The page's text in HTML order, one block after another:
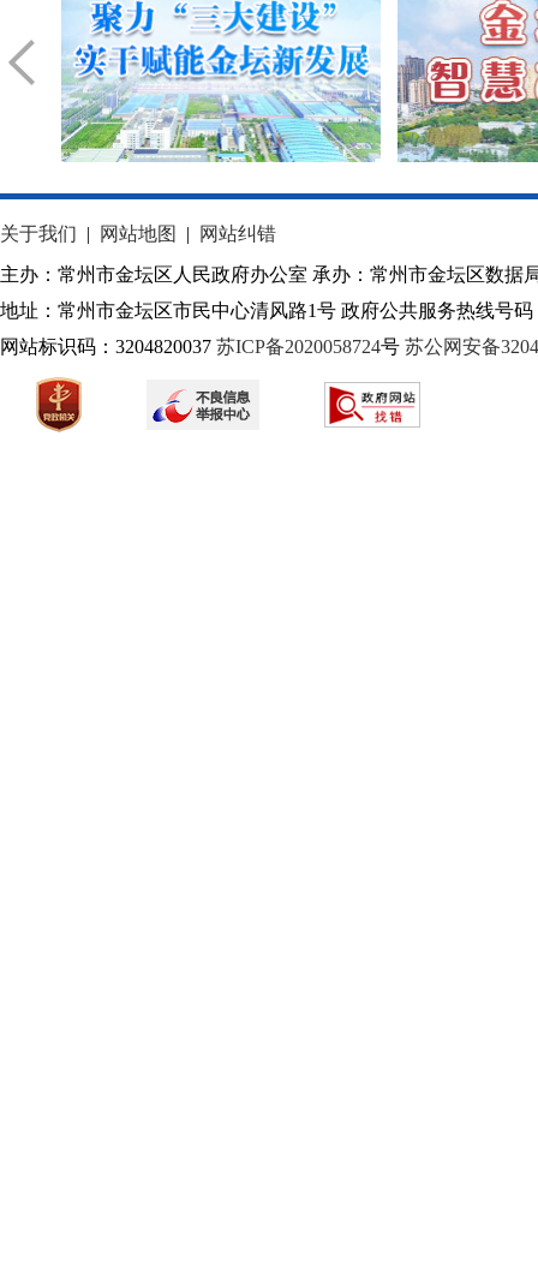
关于我们 | 网站地图 |
网站纠错
主办：常州市金坛区人民政府办公室 承办：常州市金坛区数据
地址：常州市金坛区市民中心清风路1号 政府公共服务热线号码
网站标识码：3204820037 苏ICP备2020058724号 苏公网安备